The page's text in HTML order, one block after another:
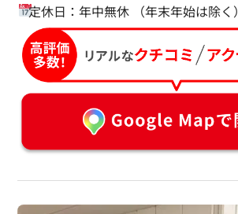
定休日：年中無休 （年末年始は除く）